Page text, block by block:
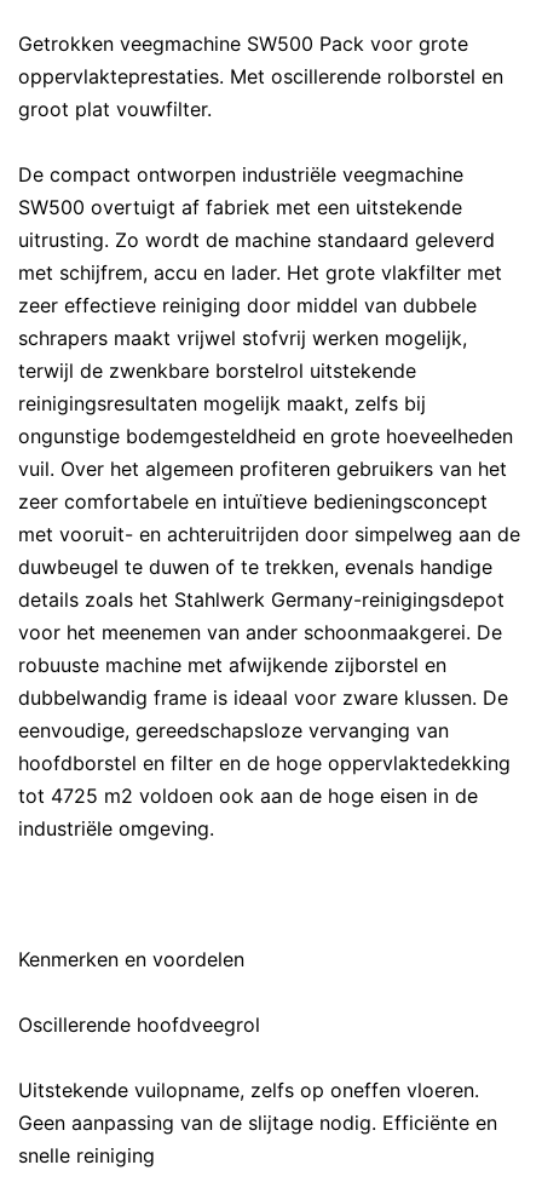
Getrokken veegmachine SW500 Pack voor grote
oppervlakteprestaties. Met oscillerende rolborstel en
groot plat vouwfilter.
De compact ontworpen industriële veegmachine
SW500 overtuigt af fabriek met een uitstekende
uitrusting. Zo wordt de machine standaard geleverd
met schijfrem, accu en lader. Het grote vlakfilter met
zeer effectieve reiniging door middel van dubbele
schrapers maakt vrijwel stofvrij werken mogelijk,
terwijl de zwenkbare borstelrol uitstekende
reinigingsresultaten mogelijk maakt, zelfs bij
ongunstige bodemgesteldheid en grote hoeveelheden
vuil. Over het algemeen profiteren gebruikers van het
zeer comfortabele en intuïtieve bedieningsconcept
met vooruit- en achteruitrijden door simpelweg aan de
duwbeugel te duwen of te trekken, evenals handige
details zoals het Stahlwerk Germany-reinigingsdepot
voor het meenemen van ander schoonmaakgerei. De
robuuste machine met afwijkende zijborstel en
dubbelwandig frame is ideaal voor zware klussen. De
eenvoudige, gereedschapsloze vervanging van
hoofdborstel en filter en de hoge oppervlaktedekking
tot 4725 m2 voldoen ook aan de hoge eisen in de
industriële omgeving.
Kenmerken en voordelen
Oscillerende hoofdveegrol
Uitstekende vuilopname, zelfs op oneffen vloeren.
Geen aanpassing van de slijtage nodig. Efficiënte en
snelle reiniging